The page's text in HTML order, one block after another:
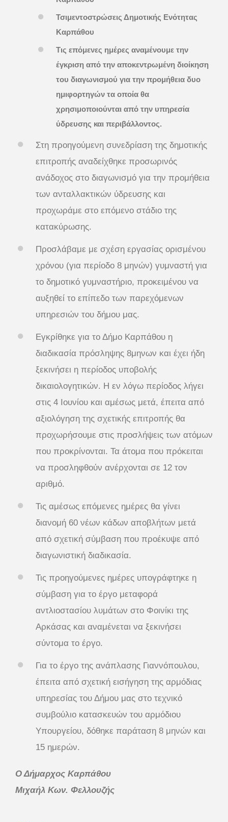
Τσιμεντοστρώσεις Δημοτικής Ενότητας
Καρπάθου
Τις επόμενες ημέρες αναμένουμε την
έγκριση από την αποκεντρωμένη διοίκηση
του διαγωνισμού για την προμήθεια δυο
ημιφορτηγών τα οποία θα
χρησιμοποιούνται από την υπηρεσία
ύδρευσης και περιβάλλοντος.
Στη προηγούμενη συνεδρίαση της δημοτικής
επιτροπής αναδείχθηκε προσωρινός
ανάδοχος στο διαγωνισμό για την προμήθεια
των ανταλλακτικών ύδρευσης και
προχωράμε στο επόμενο στάδιο της
κατακύρωσης.
Προσλάβαμε με σχέση εργασίας ορισμένου
χρόνου (για περίοδο 8 μηνών) γυμναστή για
το δημοτικό γυμναστήριο, προκειμένου να
αυξηθεί το επίπεδο των παρεχόμενων
υπηρεσιών του δήμου μας.
Εγκρίθηκε για το Δήμο Καρπάθου η
διαδικασία πρόσληψης 8μηνων και έχει ήδη
ξεκινήσει η περίοδος υποβολής
δικαιολογητικών. Η εν λόγω περίοδος λήγει
στις 4 Ιουνίου και αμέσως μετά, έπειτα από
αξιολόγηση της σχετικής επιτροπής θα
προχωρήσουμε στις προσλήψεις των ατόμων
που προκρίνονται. Τα άτομα που πρόκειται
να προσληφθούν ανέρχονται σε 12 τον
αριθμό.
Τις αμέσως επόμενες ημέρες θα γίνει
διανομή 60 νέων κάδων αποβλήτων μετά
από σχετική σύμβαση που προέκυψε από
διαγωνιστική διαδικασία.
Τις προηγούμενες ημέρες υπογράφτηκε η
σύμβαση για το έργο μεταφορά
αντλιοστασίου λυμάτων στο Φοινίκι της
Αρκάσας και αναμένεται να ξεκινήσει
σύντομα το έργο.
Για το έργο της ανάπλασης Γιαννόπουλου,
έπειτα από σχετική εισήγηση της αρμόδιας
υπηρεσίας του Δήμου μας στο τεχνικό
συμβούλιο κατασκευών του αρμόδιου
Υπουργείου, δόθηκε παράταση 8 μηνών και
15 ημερών.
Ο Δήμαρχος Καρπάθου
Μιχαήλ Κων. Φελλουζής